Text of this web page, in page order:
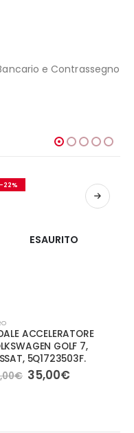
e Contrassegno
-22%
ESAURITO
ACCELERATORE
GOLF 7,
5Q1723503F.
€ Il
prezzo
35,00€Il